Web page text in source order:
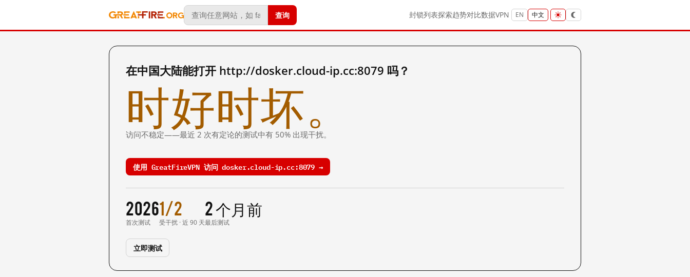
查询 封锁列表探索趋势对比数据VPN EN 中文
在中国大陆能打开 http://dosker.cloud-ip.cc:8079 吗？
时好时坏。
访问不稳定——最近 2 次有定论的测试中有 50% 出现干扰。
使用 GreatFireVPN 访问 dosker.cloud-ip.cc:8079 →
2026
首次测试
1/2
受干扰 · 近 90 天
2 个月前
最后测试
立即测试